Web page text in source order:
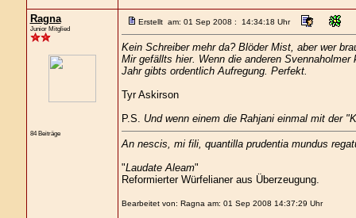
Ragna
Junior Mitglied
84 Beiträge
Erstellt am: 01 Sep 2008 : 14:34:18 Uhr
Kein Schreiber mehr da? Blöder Mist, aber wer
Mir gefällts hier. Wenn die anderen
Jahr gibts ordentlich Aufregung. Perfekt.
Tyr Askirson
P.S. Und wenn einem die Rahjani einmal mit der
An nescis, mi fili, quantilla prudentia mundus
"Laudate Aleam"
Reformierter Würfelianer aus Überzeugung.
Bearbeitet von: Ragna am: 01 Sep 2008 14:37:29 Uhr